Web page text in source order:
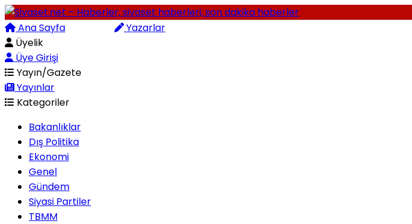
Ana Sayfa
Yazarlar
Üyelik
Üye Girişi
Yayın/Gazete
Yayınlar
Kategoriler
Bakanlıklar
Dış Politika
Ekonomi
Genel
Gündem
Siyasi Partiler
TBMM